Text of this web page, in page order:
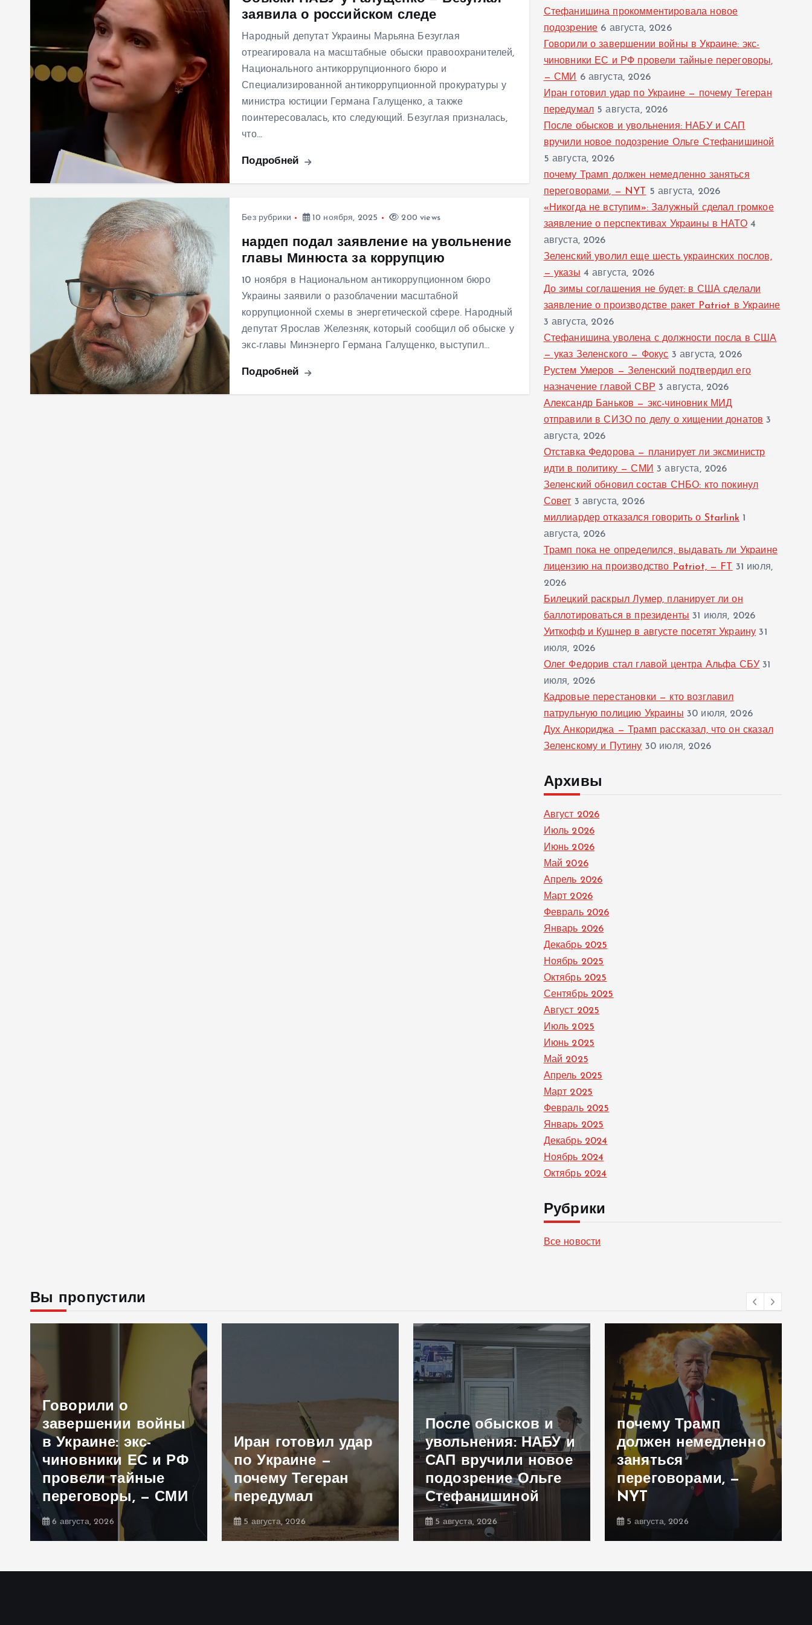
заявила о российском следе
Народный депутат Украины Марьяна Безуглая
отреагировала на масштабные обыски правоохранителей,
Национального антикоррупционного бюро и
Специализированной антикоррупционной прокуратуры у
министра юстиции Германа Галущенко, а также
поинтересовалась, кто следующий. Безуглая призналась,
что…
Подробней
Без рубрики 10 ноября, 2025 200 views
нардеп подал заявление на увольнение
главы Минюста за коррупцию
10 ноября в Национальном антикоррупционном бюро
Украины заявили о разоблачении масштабной
коррупционной схемы в энергетической сфере. Народный
депутат Ярослав Железняк, который сообщил об обыске у
экс-главы Минэнерго Германа Галущенко, выступил…
Подробней
Стефанишина прокомментировала новое
подозрение 6 августа, 2026
Говорили о завершении войны в Украине: экс-
чиновники ЕС и РФ провели тайные переговоры,
— СМИ 6 августа, 2026
Иран готовил удар по Украине — почему Тегеран
передумал 5 августа, 2026
После обысков и увольнения: НАБУ и САП
вручили новое подозрение Ольге Стефанишиной
5 августа, 2026
почему Трамп должен немедленно заняться
переговорами, — NYT
5 августа, 2026
«Никогда не вступим»: Залужный сделал громкое
заявление о перспективах Украины в НАТО 4
августа, 2026
Зеленский уволил еще шесть украинских послов,
— указы 4 августа, 2026
До зимы соглашения не будет: в США сделали
заявление о производстве ракет Patriot в Украине
3 августа, 2026
Стефанишина уволена с должности посла в США
— указ Зеленского — Фокус 3 августа, 2026
Рустем Умеров — Зеленский подтвердил его
назначение главой СВР 3 августа, 2026
Александр Баньков — экс-чиновник МИД
отправили в СИЗО по делу о хищении донатов 3
августа, 2026
Отставка Федорова — планирует ли эксминистр
идти в политику — СМИ 3 августа, 2026
Зеленский обновил состав СНБО: кто покинул
Совет 3 августа, 2026
миллиардер отказался говорить о Starlink 1
августа, 2026
Трамп пока не определился, выдавать ли Украине
лицензию на производство Patriot, — FT
31 июля,
2026
Билецкий раскрыл Лумер, планирует ли он
баллотироваться в президенты 31 июля, 2026
Уиткофф и Кушнер в августе посетят Украину 31
июля, 2026
Олег Федорив стал главой центра Альфа СБУ 31
июля, 2026
Кадровые перестановки — кто возглавил
патрульную полицию Украины 30 июля, 2026
Дух Анкориджа — Трамп рассказал, что он сказал
Зеленскому и Путину 30 июля, 2026
Архивы
Август 2026
Июль 2026
Июнь 2026
Май 2026
Апрель 2026
Март 2026
Февраль 2026
Январь 2026
Декабрь 2025
Ноябрь 2025
Октябрь 2025
Сентябрь 2025
Август 2025
Июль 2025
Июнь 2025
Май 2025
Апрель 2025
Март 2025
Февраль 2025
Январь 2025
Декабрь 2024
Ноябрь 2024
Октябрь 2024
Рубрики
Все новости
Вы пропустили
Говорили о
завершении войны
в Украине: экс-
чиновники ЕС и РФ
провели тайные
переговоры, — СМИ
6 августа, 2026
Иран готовил удар
по Украине —
почему Тегеран
передумал
5 августа, 2026
После обысков и
увольнения: НАБУ и
САП вручили новое
подозрение Ольге
Стефанишиной
5 августа, 2026
почему Трамп
должен немедленно
заняться
переговорами, —
NYT
5 августа, 2026